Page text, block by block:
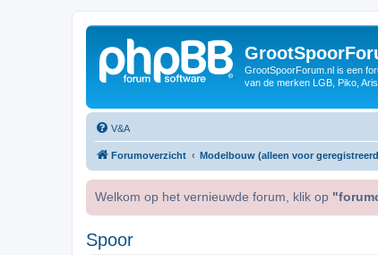
GrootSpoorForum.nl is een
van de merken LGB, Piko,
V&A
Forumoverzicht Modelbouw (alleen voor
Welkom op het vernieuwde forum, klik op
Spoor